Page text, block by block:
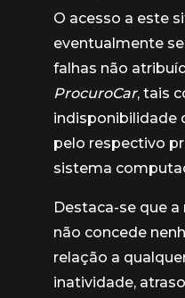
O acesso a este
eventualmente
falhas não
ProcuroCar, tais
indisponibilidade
pelo respectivo
sistema
Destaca-se que a
não concede
relação a
inatividade,